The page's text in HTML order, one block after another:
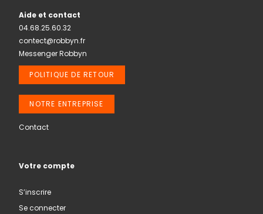
Aide et contact
04.68.25.60.32
contect@robbyn.fr
Messenger Robbyn
POLITIQUE DE RETOUR
NOTRE ENTREPRISE
Contact
Votre compte
S’inscrire
Se connecter